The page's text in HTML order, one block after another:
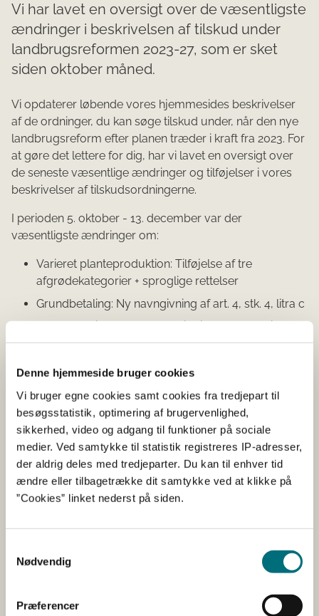
Denne hjemmeside bruger cookies
Vi bruger egne cookies samt cookies fra tredjepart til
besøgsstatistik, optimering af brugervenlighed,
sikkerhed, video og adgang til funktioner på sociale
medier. Ved samtykke til statistik registreres IP-adresser,
der aldrig deles med tredjeparter. Du kan til enhver tid
ændre eller tilbagetrække dit samtykke ved at klikke på
”Cookies” linket nederst på siden.
Nødvendig
Præferencer
Vi har lavet en oversigt over de væsentligste
ændringer i beskrivelsen af tilskud under
landbrugsreformen 2023-27, som er sket
siden oktober måned.
Vi opdaterer løbende vores hjemmesides beskrivelser
af de ordninger, du kan søge tilskud under, når den nye
landbrugsreform efter planen træder i kraft fra 2023. For
at gøre det lettere for dig, har vi lavet en oversigt over
de seneste væsentlige ændringer og tilføjelser i vores
beskrivelser af tilskudsordningerne.
I perioden 5. oktober - 13. december var der
væsentligste ændringer om:
Varieret planteproduktion: Tilføjelse af tre
afgrødekategorier + sproglige rettelser
Grundbetaling: Ny navngivning af art. 4, stk. 4, litra c
landbruger
Slagtepræmie for kvier, tyre og stude: Tilføjet afsnit
om bilagskontrol
Ko-præmie: Tilføjet afsnit om bilagskontrol
Småbiotoper: Opdatering
Tilskudsordning og GLM8 på PLG: Pleje af græs- og
naturarealer fra 2023 – vær klar til den nye ordning
og forandringer
Vådområder/lavbund og GLM8:
om brak og bræmmer
afgrødekoder for skovlandbrug